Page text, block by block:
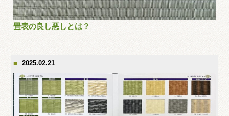
畳表の良し悪しとは？
2025.02.21